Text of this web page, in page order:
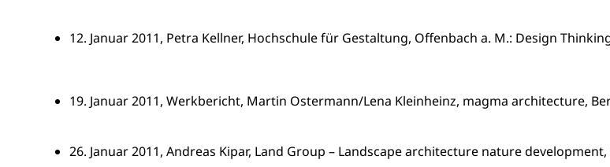
12. Januar 2011, Petra Kellner, Hochschule für Gestaltung, Offenbach a. M.: Design
19. Januar 2011, Werkbericht, Martin Ostermann/Lena Kleinheinz, magma architecture,
26. Januar 2011, Andreas Kipar, Land Group – Landscape architecture nature